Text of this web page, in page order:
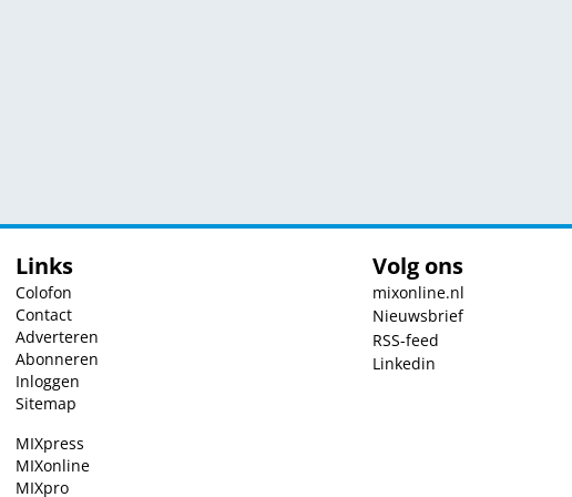
Links
Colofon
Contact
Adverteren
Abonneren
Inloggen
Sitemap
MIXpress
MIXonline
MIXpro
Volg ons
mixonline.nl
Nieuwsbrief
RSS-feed
Linkedin